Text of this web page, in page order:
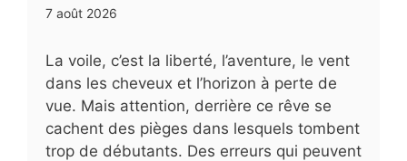
7 août 2026
La voile, c’est la liberté, l’aventure, le vent
dans les cheveux et l’horizon à perte de
vue. Mais attention, derrière ce rêve se
cachent des pièges dans lesquels tombent
trop de débutants. Des erreurs qui peuvent